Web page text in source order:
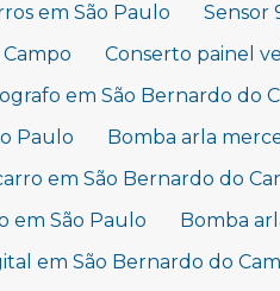
em São Paulo
Sensor
Conserto painel
em São Bernardo do
Paulo
Bomba arla
em São Bernardo do
em São Paulo
Bomba
em São Bernardo do